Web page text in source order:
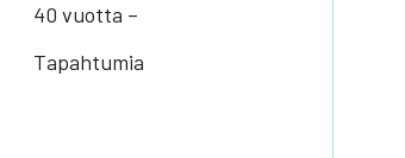
40 vuotta –
Tapahtumia